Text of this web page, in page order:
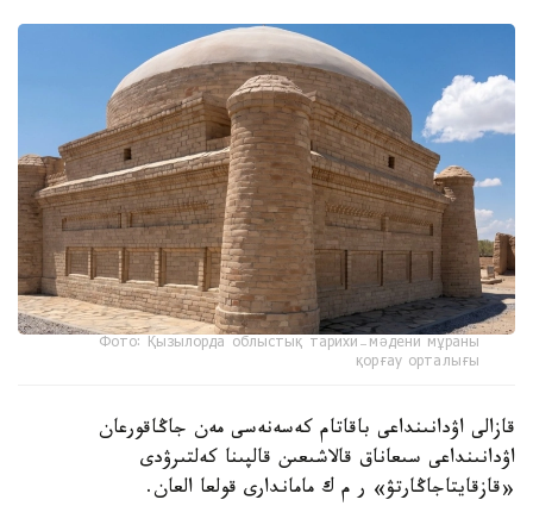
Фото: Қызылорда облыстық тарихи-мәдени мұраны
қорғау орталығы
قازالى اۋدانىنداعى باقاتام كەسەنەسى مەن جاڭاقورعان
اۋدانىنداعى سىعاناق قالاشىعىن قالپىنا كەلتىرۋدى
«قازقايتاجاڭارتۋ» ر م ك ماماندارى قولعا العان.